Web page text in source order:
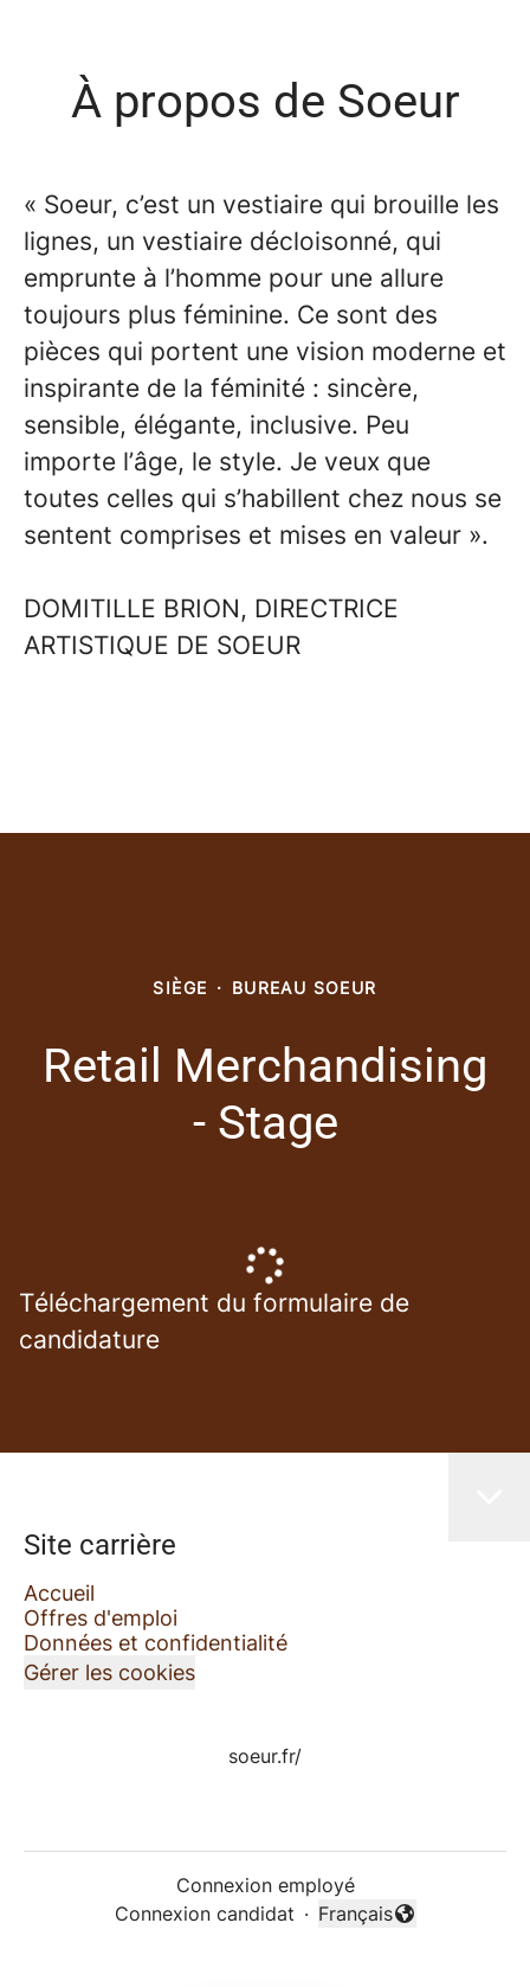
À propos de Soeur
« Soeur, c’est un vestiaire qui brouille les
lignes, un vestiaire décloisonné, qui
emprunte à l’homme pour une allure
toujours plus féminine. Ce sont des
pièces qui portent une vision moderne et
inspirante de la féminité : sincère,
sensible, élégante, inclusive. Peu
importe l’âge, le style. Je veux que
toutes celles qui s’habillent chez nous se
sentent comprises et mises en valeur ».
DOMITILLE BRION, DIRECTRICE
ARTISTIQUE DE SOEUR
SIÈGE · BUREAU SOEUR
Retail Merchandising
- Stage
Téléchargement du formulaire de
candidature
Site carrière
Accueil
Offres d'emploi
Données et confidentialité
Gérer les cookies
soeur.fr/
Connexion employé
Connexion candidat ·
Changer la langue
Français